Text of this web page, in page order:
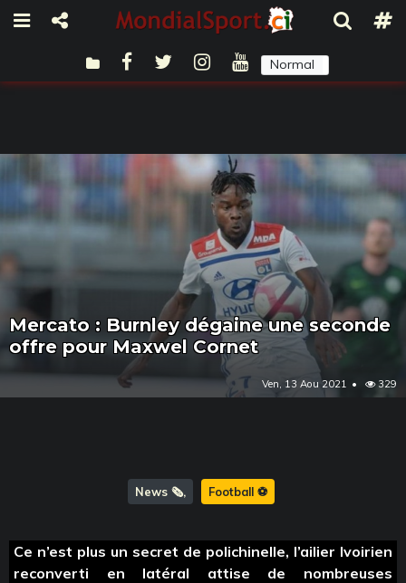
Normal
Mercato : Burnley dégaine une seconde
offre pour Maxwel Cornet
Ven, 13 Aou 2021 329
News 🗞️ Football ⚽️
Ce n’est plus un secret de polichinelle, l’ailier Ivoirien
reconverti en latéral attise de nombreuses